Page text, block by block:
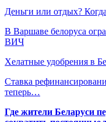
Деньги или отдых?
В Варшаве белоруса
ВИЧ
Хелатные удобрения в
Ставка
теперь…
Где жители Беларуси